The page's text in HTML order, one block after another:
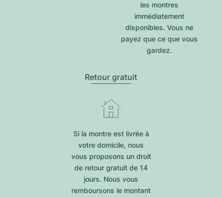
les montres
immédiatement
disponibles. Vous ne
payez que ce que vous
gardez.
Retour gratuit
Si la montre est livrée à
votre domicile, nous
vous proposons un droit
de retour gratuit de 14
jours. Nous vous
remboursons le montant